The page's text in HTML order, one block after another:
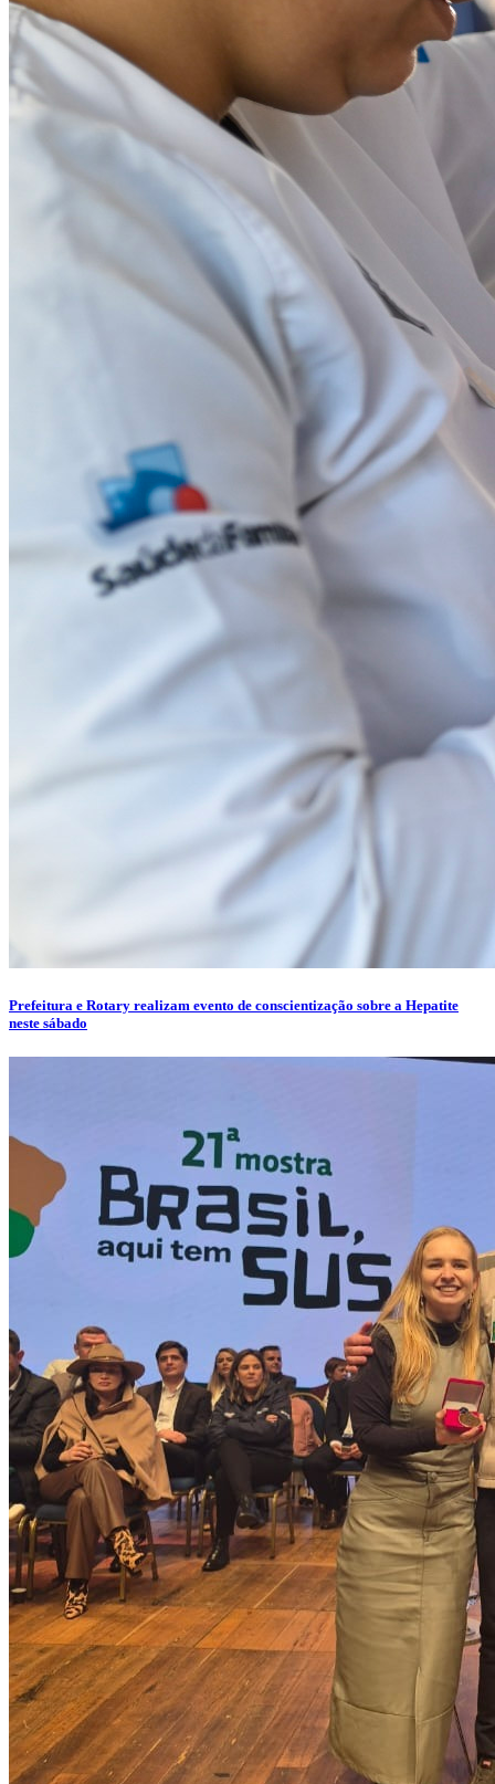
Prefeitura e Rotary realizam evento de conscientização sobre a Hepatite
neste sábado